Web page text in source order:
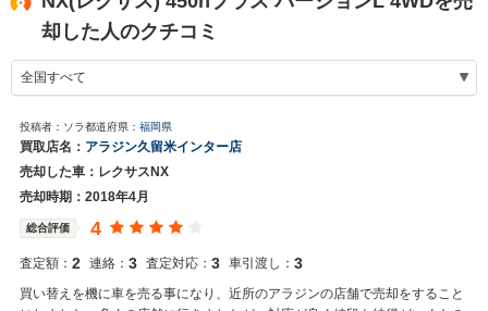
却した人のクチコミ
投稿者：ソラ都道府県： 福岡県
買取店名： アラジン久留米インター店
売却した車：レクサスNX
売却時期：2018年4月
総合評価 4
査定額： 2 連絡： 3 査定対応： 3 車引渡し： 3
買い替えを機に車を売る事になり、近所のアラジンの店舗で売却をすること